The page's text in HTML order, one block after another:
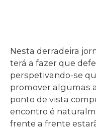
Nesta derradeira
terá a fazer que
perspetivando-se
promover algumas
ponto de vista
encontro é
frente a frente